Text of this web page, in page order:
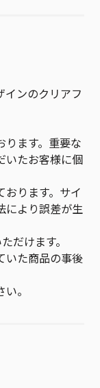
インのクリアフ
ます。重要な
いたお客様に個
ります。サイ
により誤差が生
だけます。
いた商品の事後
。